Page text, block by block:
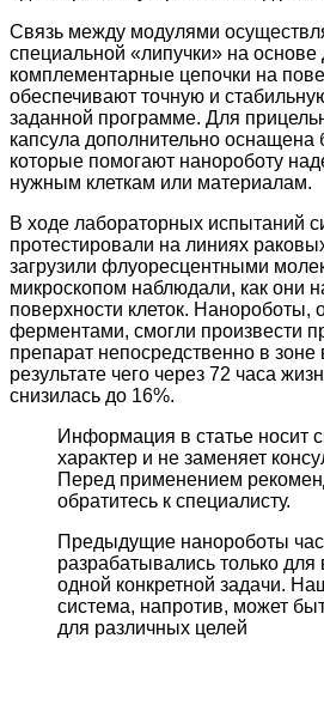
Связь между модулями
специальной «липучки» на
комплементарные цепочки на
обеспечивают точную и
заданной программе. Для
капсула дополнительно оснащена
которые помогают нанороботу
нужным клеткам или материалам.
В ходе лабораторных испытаний
протестировали на линиях
загрузили флуоресцентными
микроскопом наблюдали, как они
поверхности клеток.
ферментами, смогли произвести
препарат непосредственно в зоне
результате чего через 72 часа
снизилась до 16%.
Информация в статье носит
характер и не заменяет
Перед применением
обратитесь к специалисту.
Предыдущие нанороботы
разрабатывались только
одной конкретной задачи.
система, напротив, может
для различных целей